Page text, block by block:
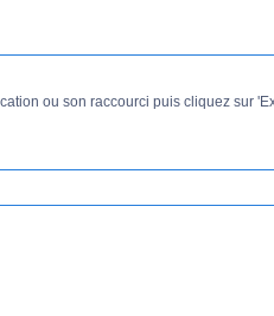
ou son raccourci puis cliquez sur